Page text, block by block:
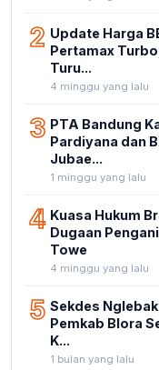
2 Pertamax
Turu...
4 minggu yang lalu
3 Pardiyana dan
Jubae...
1 minggu yang lalu
4 Dugaan
Towe
4 minggu yang lalu
5 Pemkab Blora
K...
1 bulan yang lalu